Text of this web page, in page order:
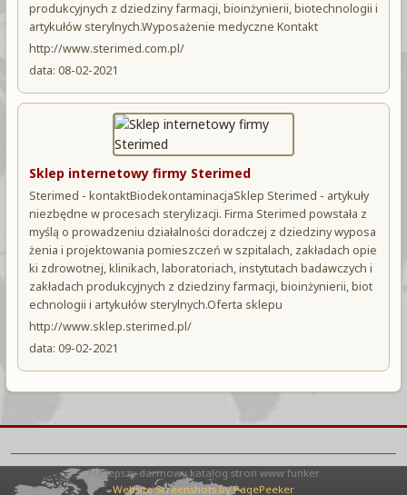
produkcyjnych z dziedziny farmacji, bioinżynierii, biotechnologii i
artykułów sterylnych.Wyposażenie medyczne Kontakt
http://www.sterimed.com.pl/
data: 08-02-2021
Sklep internetowy firmy Sterimed
Sterimed - kontaktBiodekontaminacjaSklep Sterimed - artykuły
niezbędne w procesach sterylizacji. Firma Sterimed powstała z
myślą o prowadzeniu działalności doradczej z dziedziny wyposa
żenia i projektowania pomieszczeń w szpitalach, zakładach opie
ki zdrowotnej, klinikach, laboratoriach, instytutach badawczych i
zakładach produkcyjnych z dziedziny farmacji, bioinżynierii, biot
echnologii i artykułów sterylnych.Oferta sklepu
http://www.sklep.sterimed.pl/
data: 09-02-2021
Najlepszy darmowy katalog stron www funker
Website Screenshots by PagePeeker